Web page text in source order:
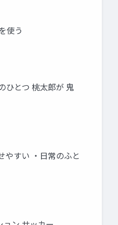
使う
ひとつ 桃太郎が 鬼
やすい ・日常のふと